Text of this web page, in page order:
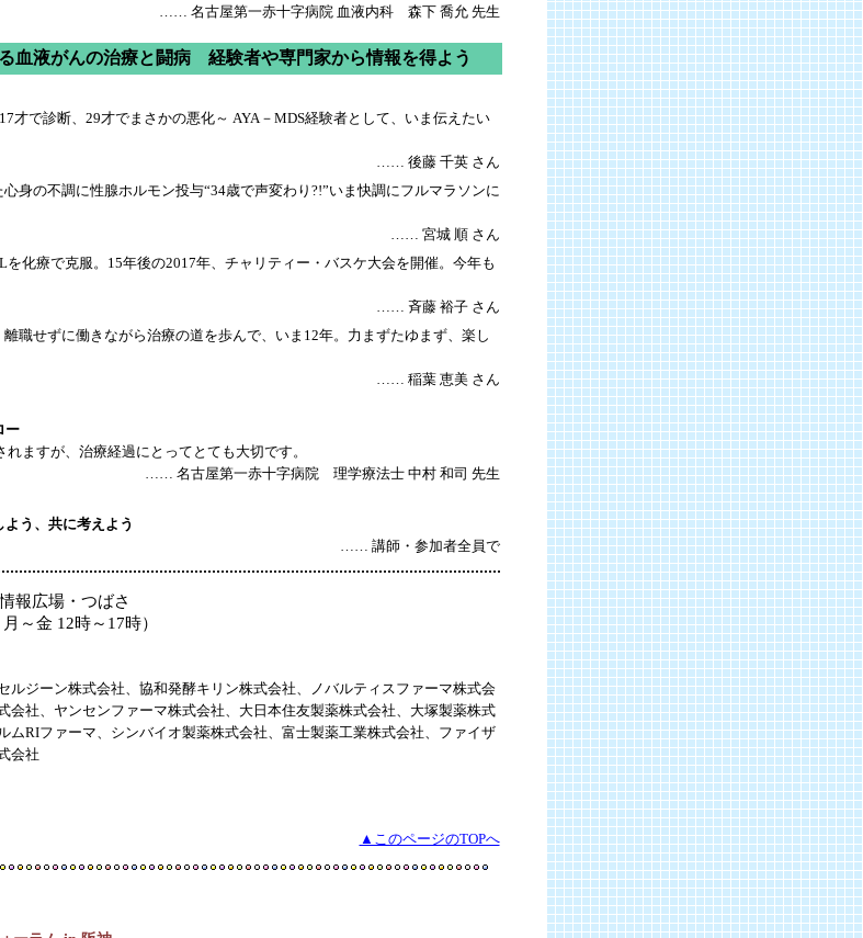
…… 名古屋第一赤十字病院 血液内科 森下 喬允 先生
血液がんの治療と闘病 経験者や専門家から情報を得よう
才で診断、29才でまさかの悪化～ AYA－MDS経験者として、いま伝えたい
…… 後藤 千英 さん
身の不調に性腺ホルモン投与“34歳で声変わり?!”いま快調にフルマラソンに
…… 宮城 順 さん
を化療で克服。15年後の2017年、チャリティー・バスケ大会を開催。今年も
…… 斉藤 裕子 さん
職せずに働きながら治療の道を歩んで、いま12年。力まずたゆまず、楽し
…… 稲葉 恵美 さん
ー
ますが、治療経過にとってとても大切です。
…… 名古屋第一赤十字病院 理学療法士 中村 和司 先生
う、共に考えよう
…… 講師・参加者全員で
報広場・つばさ
～金 12時～17時）
ルジーン株式会社、協和発酵キリン株式会社、ノバルティスファーマ株式会
会社、ヤンセンファーマ株式会社、大日本住友製薬株式会社、大塚製薬株式
ムRIファーマ、シンバイオ製薬株式会社、富士製薬工業株式会社、ファイザ
会社
▲このページのTOPへ